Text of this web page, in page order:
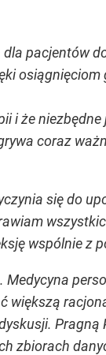
pacjentów
i że
coraz
się do
wspólnie z
zbiorach